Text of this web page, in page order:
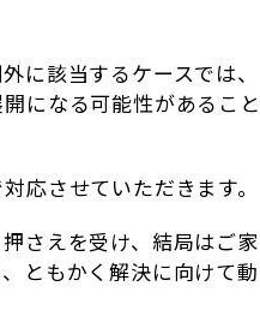
に該当するケースでは、
になる可能性があること
応させていただきます。
さえを受け、結局はご家
ともかく解決に向けて動